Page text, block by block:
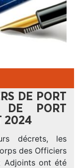
DE PORT
DE PORT
2024
décrets, les
des Officiers
Adjoints ont été